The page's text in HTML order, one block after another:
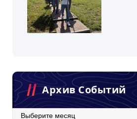
Архив Событий
Архив